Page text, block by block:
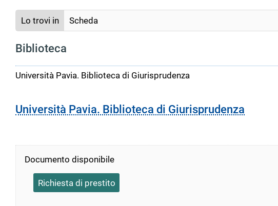
Lo trovi in Scheda
Biblioteca
Università Pavia. Biblioteca di Giurisprudenza
Università Pavia. Biblioteca di Giurisprudenza
Documento disponibile
Richiesta di prestito